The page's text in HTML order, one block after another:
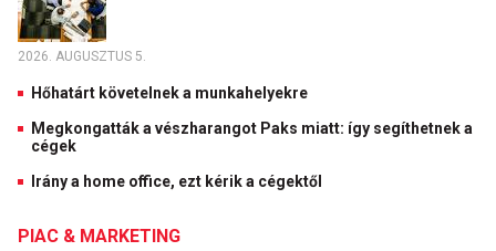
2026. AUGUSZTUS 5.
Hőhatárt követelnek a munkahelyekre
Megkongatták a vészharangot Paks miatt: így segíthetnek a
cégek
Irány a home office, ezt kérik a cégektől
PIAC & MARKETING